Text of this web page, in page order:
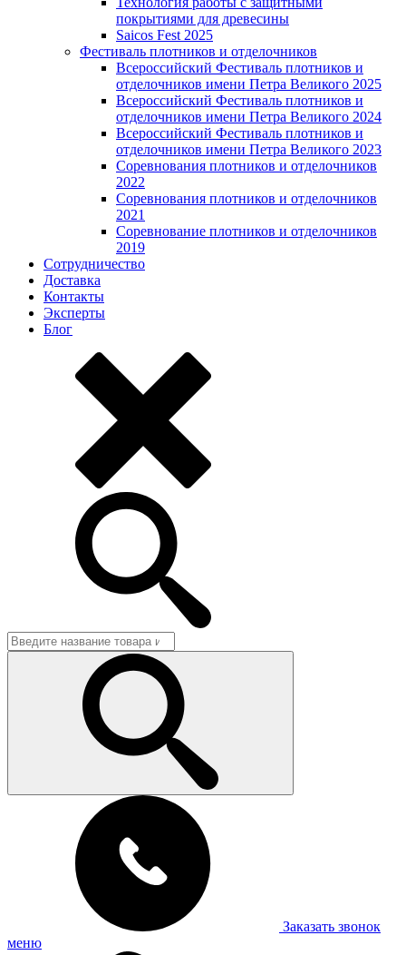
покрытиями для древесины
Saicos Fest 2025
Фестиваль плотников и отделочников
Всероссийский Фестиваль плотников и
отделочников имени Петра Великого 2025
Всероссийский Фестиваль плотников и
отделочников имени Петра Великого 2024
Всероссийский Фестиваль плотников и
отделочников имени Петра Великого 2023
Соревнования плотников и отделочников
2022
Соревнования плотников и отделочников
2021
Соревнование плотников и отделочников
2019
Сотрудничество
Доставка
Контакты
Эксперты
Блог
Заказать звонок
меню